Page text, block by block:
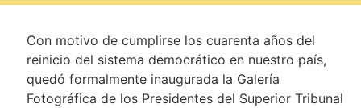
Con motivo de cumplirse los cuarenta años del
reinicio del sistema democrático en nuestro país,
quedó formalmente inaugurada la Galería
Fotográfica de los Presidentes del Superior Tribunal